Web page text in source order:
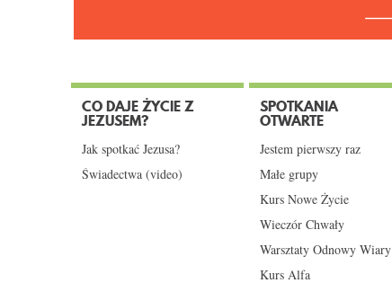
CO DAJE ŻYCIE Z
JEZUSEM?
Jak spotkać Jezusa?
Świadectwa (video)
SPOTKANIA
OTWARTE
Jestem pierwszy raz
Małe grupy
Kurs Nowe Życie
Wieczór Chwały
Warsztaty Odnowy Wiary
Kurs Alfa